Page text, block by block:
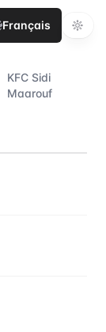
Français
KFC Sidi
Maarouf